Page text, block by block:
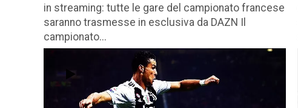
in streaming: tutte le gare del campionato francese
saranno trasmesse in esclusiva da DAZN Il
campionato...